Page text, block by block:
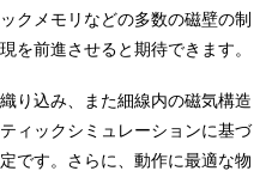
クメモリなどの多数の磁壁の制
を前進させると期待できます。
り込み、また細線内の磁気構造
ィックシミュレーションに基づ
です。さらに、動作に最適な物